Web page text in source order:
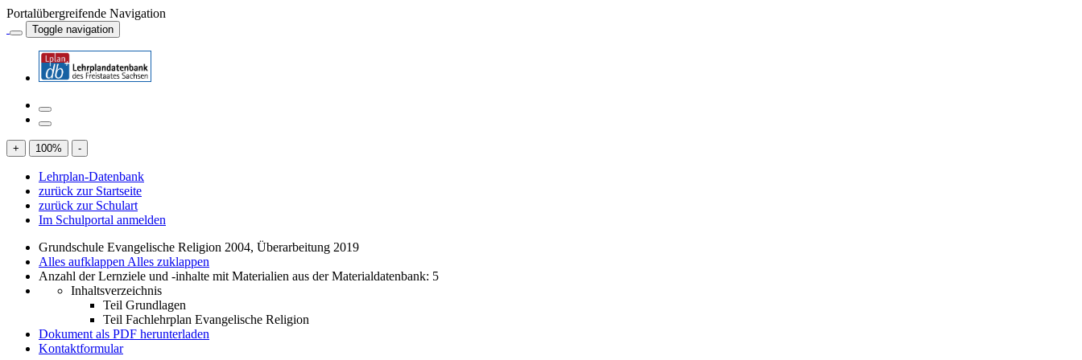
Portalübergreifende Navigation
Toggle navigation
+ 100% -
Lehrplan-Datenbank
zurück zur Startseite
zurück zur Schulart
Im Schulportal anmelden
Grundschule Evangelische Religion 2004, Überarbeitung 2019
Alles aufklappen Alles zuklappen
Anzahl der Lernziele und -inhalte mit Materialien aus der Materialdatenbank: 5
Inhaltsverzeichnis
Teil Grundlagen
Teil Fachlehrplan Evangelische Religion
Dokument als PDF herunterladen
Kontaktformular